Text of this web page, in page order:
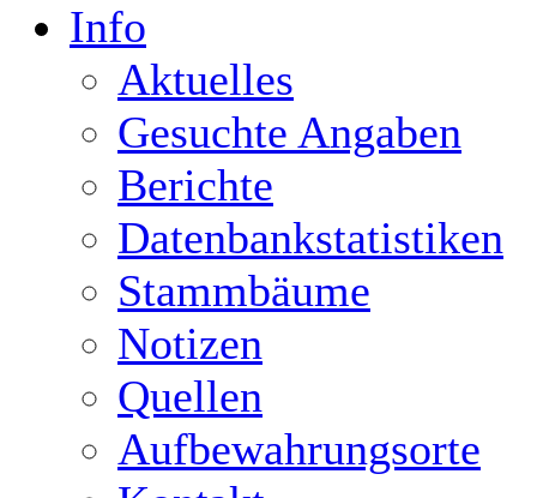
Info
Aktuelles
Gesuchte Angaben
Berichte
Datenbankstatistiken
Stammbäume
Notizen
Quellen
Aufbewahrungsorte